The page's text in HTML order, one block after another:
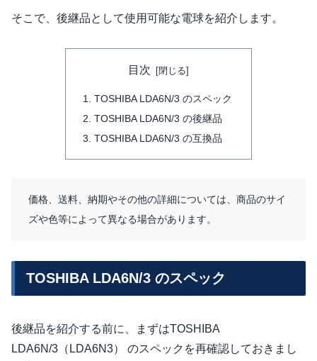
そこで、後継品として使用可能な電球を紹介します。
目次
TOSHIBA LDA6N/3 のスペック
TOSHIBA LDA6N/3 の後継品
TOSHIBA LDA6N/3 の互換品
価格、送料、納期やその他の詳細については、商品のサイ
ズや色等によって異なる場合があります。
TOSHIBA LDA6N/3 のスペック
後継品を紹介する前に、まずはTOSHIBA
LDA6N/3（LDA6N3） のスペックを再確認しておきまし